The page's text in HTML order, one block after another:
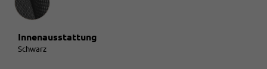
Innenausstattung
Schwarz